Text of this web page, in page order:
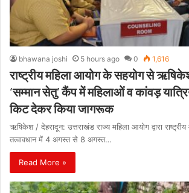
bhawana joshi 5 hours ago 0 1,616
​राष्ट्रीय महिला आयोग के सहयोग से
‘सम्मान सेतु’ कैंप में महिलाओं व कांवड़
किट देकर किया जागरूक
​ऋषिकेश / देहरादून: उत्तराखंड राज्य महिला आयोग द्वारा
तत्वावधान में 4 अगस्त से 8 अगस्त…
Read More »